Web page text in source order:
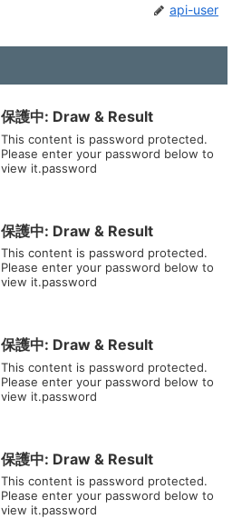
api-user
保護中: Draw & Result
This content is password protected.
Please enter your password below to
view it.password
保護中: Draw & Result
This content is password protected.
Please enter your password below to
view it.password
保護中: Draw & Result
This content is password protected.
Please enter your password below to
view it.password
保護中: Draw & Result
This content is password protected.
Please enter your password below to
view it.password